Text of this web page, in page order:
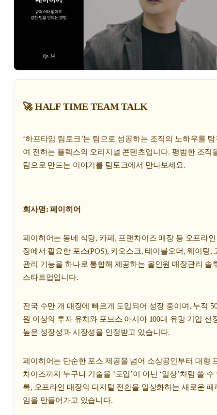
🚀 HALF TIME TEAM TALK
‘하프타임 팀토크’는 팀으로 성공하는 조직의 노하우를
여 전하는 플렉스의 오리지널 콘텐츠입니다. 평범한 조직
팀으로 만드는 이야기를 팀토크에서 만나보세요.
회사명: 페이히어
페이히어는 동네 식당, 카페, 프랜차이즈 매장 등 오프라
장에서 필요한 포스(POS), 키오스크, 테이블오더, 웨이팅,
관리 기능을 하나로 통합해 제공하는 올인원 매장관리 솔
스타트업입니다.
전국 수만 개 매장에 빠르게 도입되어 성장 중이며, 누적
원 이상의 투자 유치와 포브스 아시아 100대 유망 기업 선
높은 성장성과 시장성을 인정받고 있습니다.
페이히어는 단순한 포스 제공을 넘어 소상공인부터 대형
차이즈까지 누구나 기술을 ‘도입’이 아닌 ‘일상’처럼 쓸 수
록, 오프라인 매장의 디지털 전환을 일상화하는 새로운 패
임을 만들어가고 있습니다.